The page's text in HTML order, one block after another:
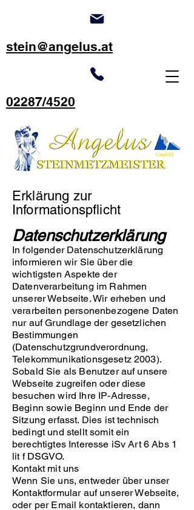
02287/4520
stein@angelus.at
Erklärung zur
Informationspflicht
Datenschutzerklärung
In folgender Datenschutzerklärung
informieren wir Sie über die
wichtigsten Aspekte der
Datenverarbeitung im Rahmen
unserer Webseite. Wir erheben und
verarbeiten personenbezogene Daten
nur auf Grundlage der gesetzlichen
Bestimmungen
(Datenschutzgrundverordnung,
Telekommunikationsgesetz 2003).
Sobald Sie als Benutzer auf unsere
Webseite zugreifen oder diese
besuchen wird Ihre IP-Adresse,
Beginn sowie Beginn und Ende der
Sitzung erfasst. Dies ist technisch
bedingt und stellt somit ein
berechtigtes Interesse iSv Art 6 Abs 1
lit f DSGVO.
Kontakt mit uns
Wenn Sie uns, entweder über unser
Kontaktformular auf unserer Webseite,
oder per Email kontaktieren, dann